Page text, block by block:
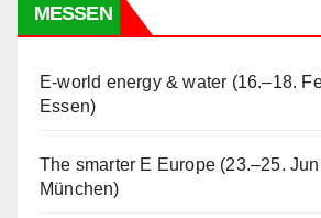
MESSEN
E-world energy & water (16.–18.
Essen)
The smarter E Europe (23.–25.
München)